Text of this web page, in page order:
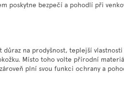
poskytne bezpečí a pohodlí při
na prodyšnost, teplejší vlastnosti
Místo toho volte přírodní
plní svou funkci ochrany a